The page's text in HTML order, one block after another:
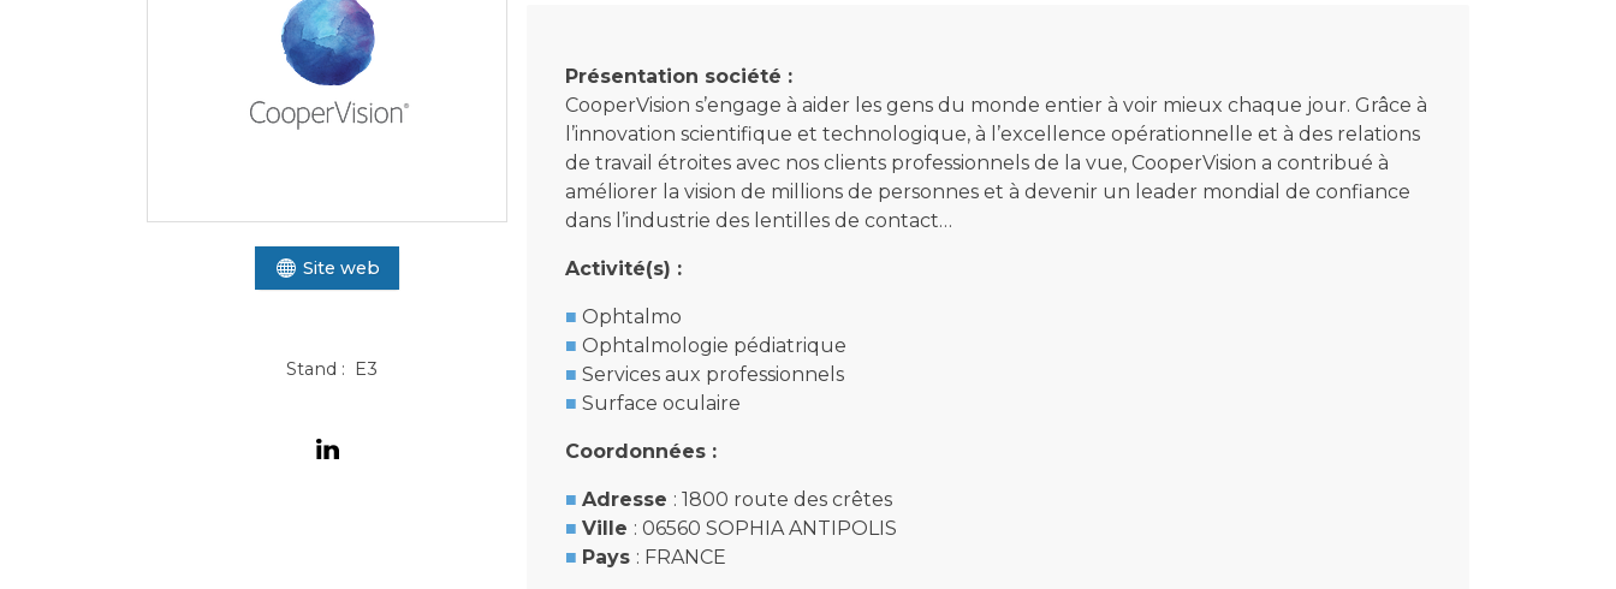
Présentation société :
CooperVision s’engage à aider les gens du monde entier à voir mieux chaque jour. Grâce à
l’innovation scientifique et technologique, à l’excellence opérationnelle et à des relations
de travail étroites avec nos clients professionnels de la vue, CooperVision a contribué à
améliorer la vision de millions de personnes et à devenir un leader mondial de confiance
dans l’industrie des lentilles de contact…
Activité(s) :
Ophtalmo
Ophtalmologie pédiatrique
Services aux professionnels
Surface oculaire
Coordonnées :
Adresse : 1800 route des crêtes
Ville : 06560 SOPHIA ANTIPOLIS
Pays : FRANCE
Site web
Stand : E3